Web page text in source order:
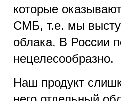
которые
СМБ, т.е. мы
облака. В России
нецелесообразно.
Наш продукт